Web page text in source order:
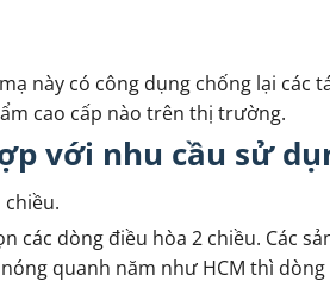
này có công dụng chống lại các
cao cấp nào trên thị trường.
với nhu cầu sử
dòng điều hòa 2 chiều. Các
quanh năm như HCM thì dòng